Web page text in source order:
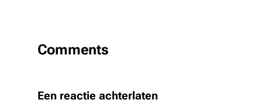
Comments
Een reactie achterlaten